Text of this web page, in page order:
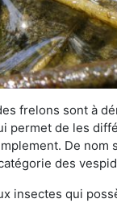
frelons sont à
permet de les
De
des
insectes qui